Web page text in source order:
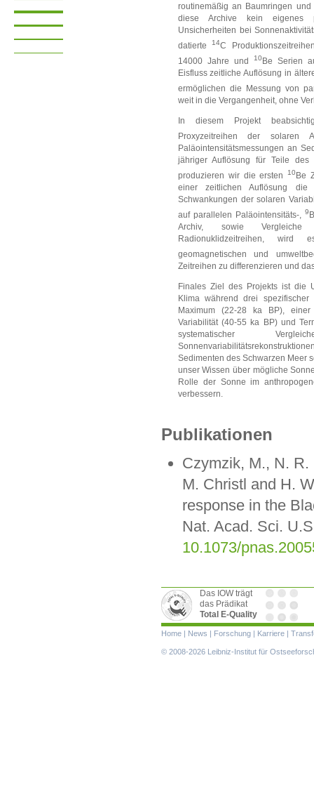
routinemäßig an Baumringen
diese Archive kein eigenes
Unsicherheiten bei
datierte14C
14000 Jahre und
10 Be Serien
Eisfluss zeitliche Auflösung in
ermöglichen die Messung von
weit in die Vergangenheit, ohne
In diesem Projekt
Proxyzeitreihen der solaren
Paläointensitätsmessungen an
jähriger Auflösung für Teile
produzieren wir die ersten10 Be
einer zeitlichen Auflösung die
Schwankungen der solaren
auf parallelen Paläointensitäts-, 9
Archiv, sowie Vergleiche
Radionuklidzeitreihen,
geomagnetischen und
Zeitreihen zu differenzieren und
Finales Ziel des Projekts ist die
Klima während drei
Maximum (22-28 ka BP), einer
Variabilität (40-55 ka BP) und
systematischer
Sedimenten des Schwarzen Meer
unser Wissen über mögliche
Rolle der Sonne im
verbessern.
Publikationen
Czymzik, M., N.
M. Christl and H.
response in the
Nat. Acad. Sci.
10.1073/
Das IOW trägt
das Prädikat
Total E-Quality
Navigation
überspringen
Home | News | Forschung | Karriere |
© 2008-2026 Leibniz-Institut für